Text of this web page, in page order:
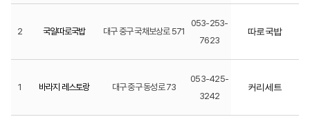
2 국일따로국밥 대구 중구 국채보상로 571
053-253-
7623
따로국밥
1 바라지 레스토랑 대구 중구 동성로 73
053-425-
3242
커리세트